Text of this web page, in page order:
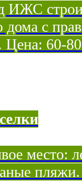
ИЖС
дома с
60-80
место: